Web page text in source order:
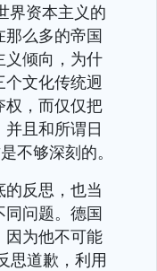
界资本主义的
么多的帝国
义倾向，为什
文化传统迥
权，而仅仅把
且和所谓日
不够深刻的。
反思，也当
问题。德国
因为他不可能
思道歉，利用